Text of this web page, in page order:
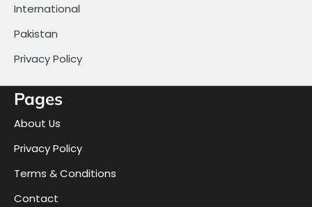
International
Pakistan
Privacy Policy
Pages
About Us
Privacy Policy
Terms & Conditions
Contact